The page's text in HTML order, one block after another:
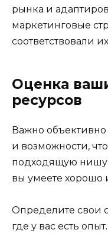
рынка и
маркетинговые
соответствовали
Оценка
ресурсов
Важно
и возможности,
подходящую нишу.
вы умеете хорошо
Определите свои
где у вас есть опыт.